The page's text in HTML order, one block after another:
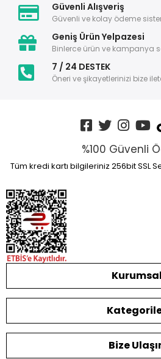
Güvenli Alışveriş
Güvenli ve kolay ödeme
Geniş Ürün Yelpazesi
Binlerce ürün ve kampanya
7 / 24 DESTEK
Öneri ve şikayetlerinizi bize
%100 Güvenli
Tüm kredi kartı bilgileriniz 256bit SSL
Kurumsal
Bize